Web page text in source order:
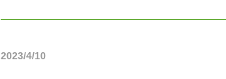
2023/4/10